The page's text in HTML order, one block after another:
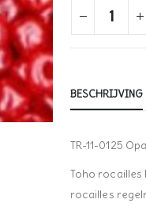
BESCHRIJVING
TR-11-0125
Toho rocailles
rocailles